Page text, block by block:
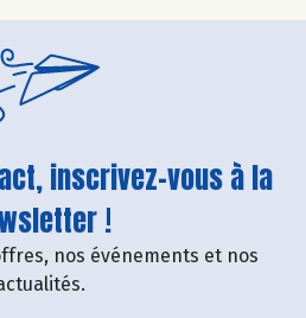
inscrivez-vous à la
!
nos événements et nos